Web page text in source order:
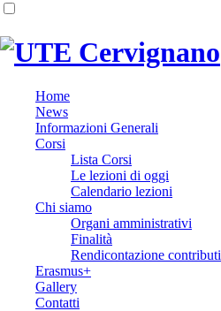
Home
News
Informazioni Generali
Corsi
Lista Corsi
Le lezioni di oggi
Calendario lezioni
Chi siamo
Organi amministrativi
Finalità
Rendicontazione contributi
Erasmus+
Gallery
Contatti